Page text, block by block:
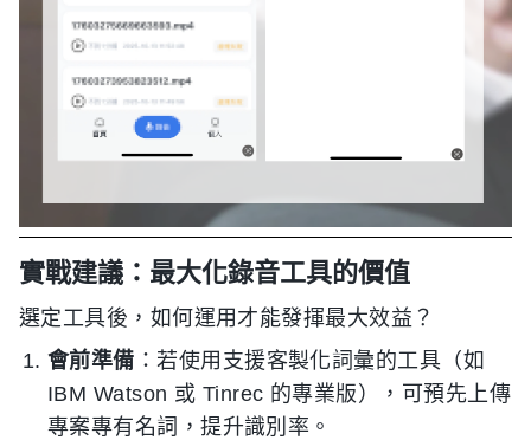
實戰建議：最大化錄音工具的價值
選定工具後，如何運用才能發揮最大效益？
會前準備 ：若使用支援客製化詞彙的工具（如
IBM Watson 或 Tinrec 的專業版），可預先上傳
專案專有名詞，提升識別率。